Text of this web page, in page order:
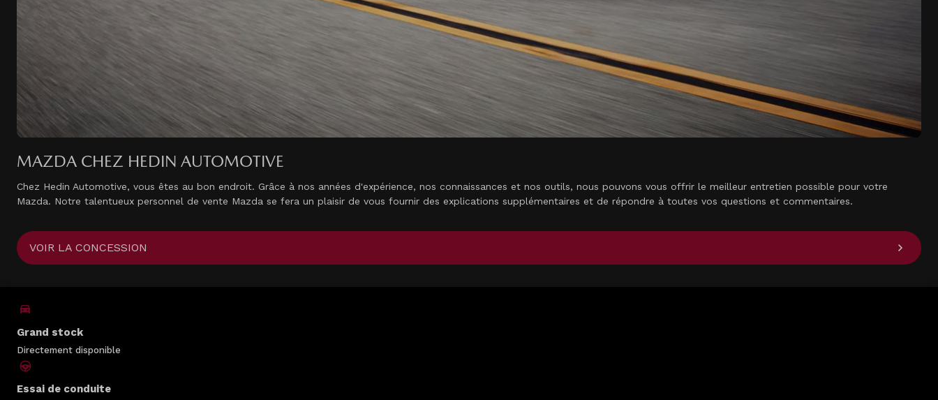
MAZDA CHEZ HEDIN AUTOMOTIVE
Chez Hedin Automotive, vous êtes au bon endroit. Grâce à nos années d'expérience, nos connaissances et nos outils, nous pouvons vous offrir le meilleur entretien possible pour votre
Mazda. Notre talentueux personnel de vente Mazda se fera un plaisir de vous fournir des explications supplémentaires et de répondre à toutes vos questions et commentaires.
VOIR LA CONCESSION
Grand stock
Directement disponible
Essai de conduite